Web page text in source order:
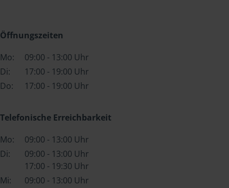
Öffnungszeiten
Mo:
09:00 - 13:00 Uhr
Di:
17:00 - 19:00 Uhr
Do:
17:00 - 19:00 Uhr
Telefonische Erreichbarkeit
Mo:
09:00 - 13:00 Uhr
Di:
09:00 - 13:00 Uhr
17:00 - 19:30 Uhr
Mi:
09:00 - 13:00 Uhr